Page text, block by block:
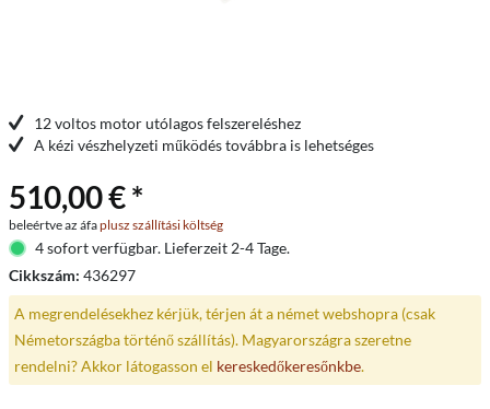
12 voltos motor utólagos felszereléshez
A kézi vészhelyzeti működés továbbra is lehetséges
510,00 € *
beleértve az áfaplusz szállítási költség
4 sofort verfügbar. Lieferzeit 2-4 Tage.
Cikkszám: 436297
A megrendelésekhez kérjük, térjen át a német webshopra (csak
Németországba történő szállítás). Magyarországra szeretne
rendelni? Akkor látogasson el kereskedőkeresőnkbe.